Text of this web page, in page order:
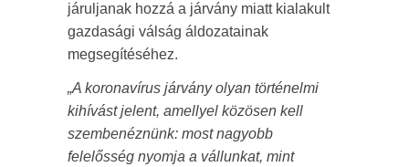
járuljanak hozzá a járvány miatt kialakult
gazdasági válság áldozatainak
megsegítéséhez.
„A koronavírus járvány olyan történelmi
kihívást jelent, amellyel közösen kell
szembenéznünk: most nagyobb
felelősség nyomja a vállunkat, mint